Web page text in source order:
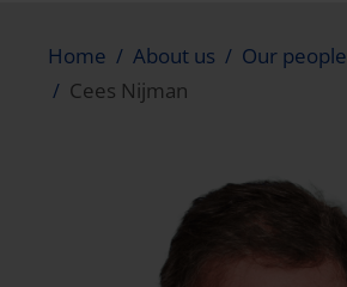
Home About us
Our people
Cees Nijman